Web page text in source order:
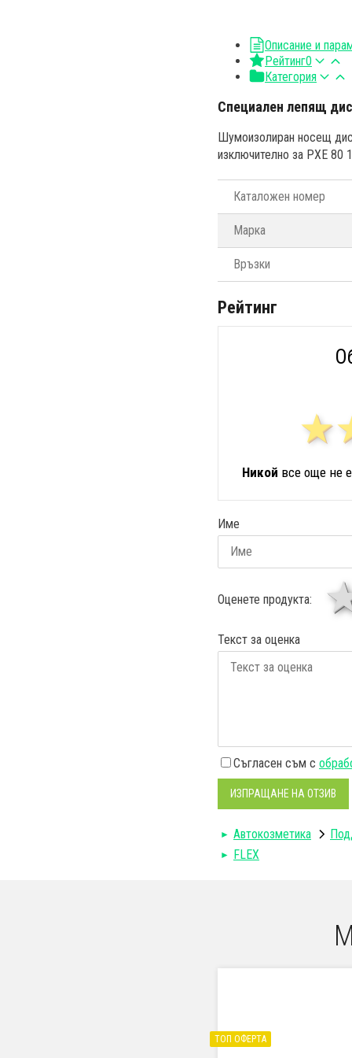
Описание и
Рейтинг0
Категория
Специален лепящ
Шумоизолиран носещ
изключително за PXE
Каталожен номер
Марка
Връзки
Рейтинг
Никой все още не
Име
Оценете продукта:
Текст за оценка
Съгласен съм с
ИЗПРАЩАНЕ НА ОТЗИВ
Автокозметика
FLEX
ТОП ОФЕРТА